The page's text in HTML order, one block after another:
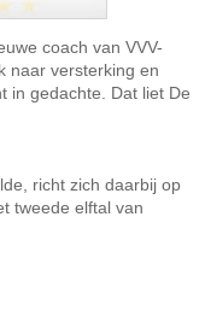
coach van VVV-
naar versterking en
in gedachte. Dat liet De
richt zich daarbij op
tweede elftal van